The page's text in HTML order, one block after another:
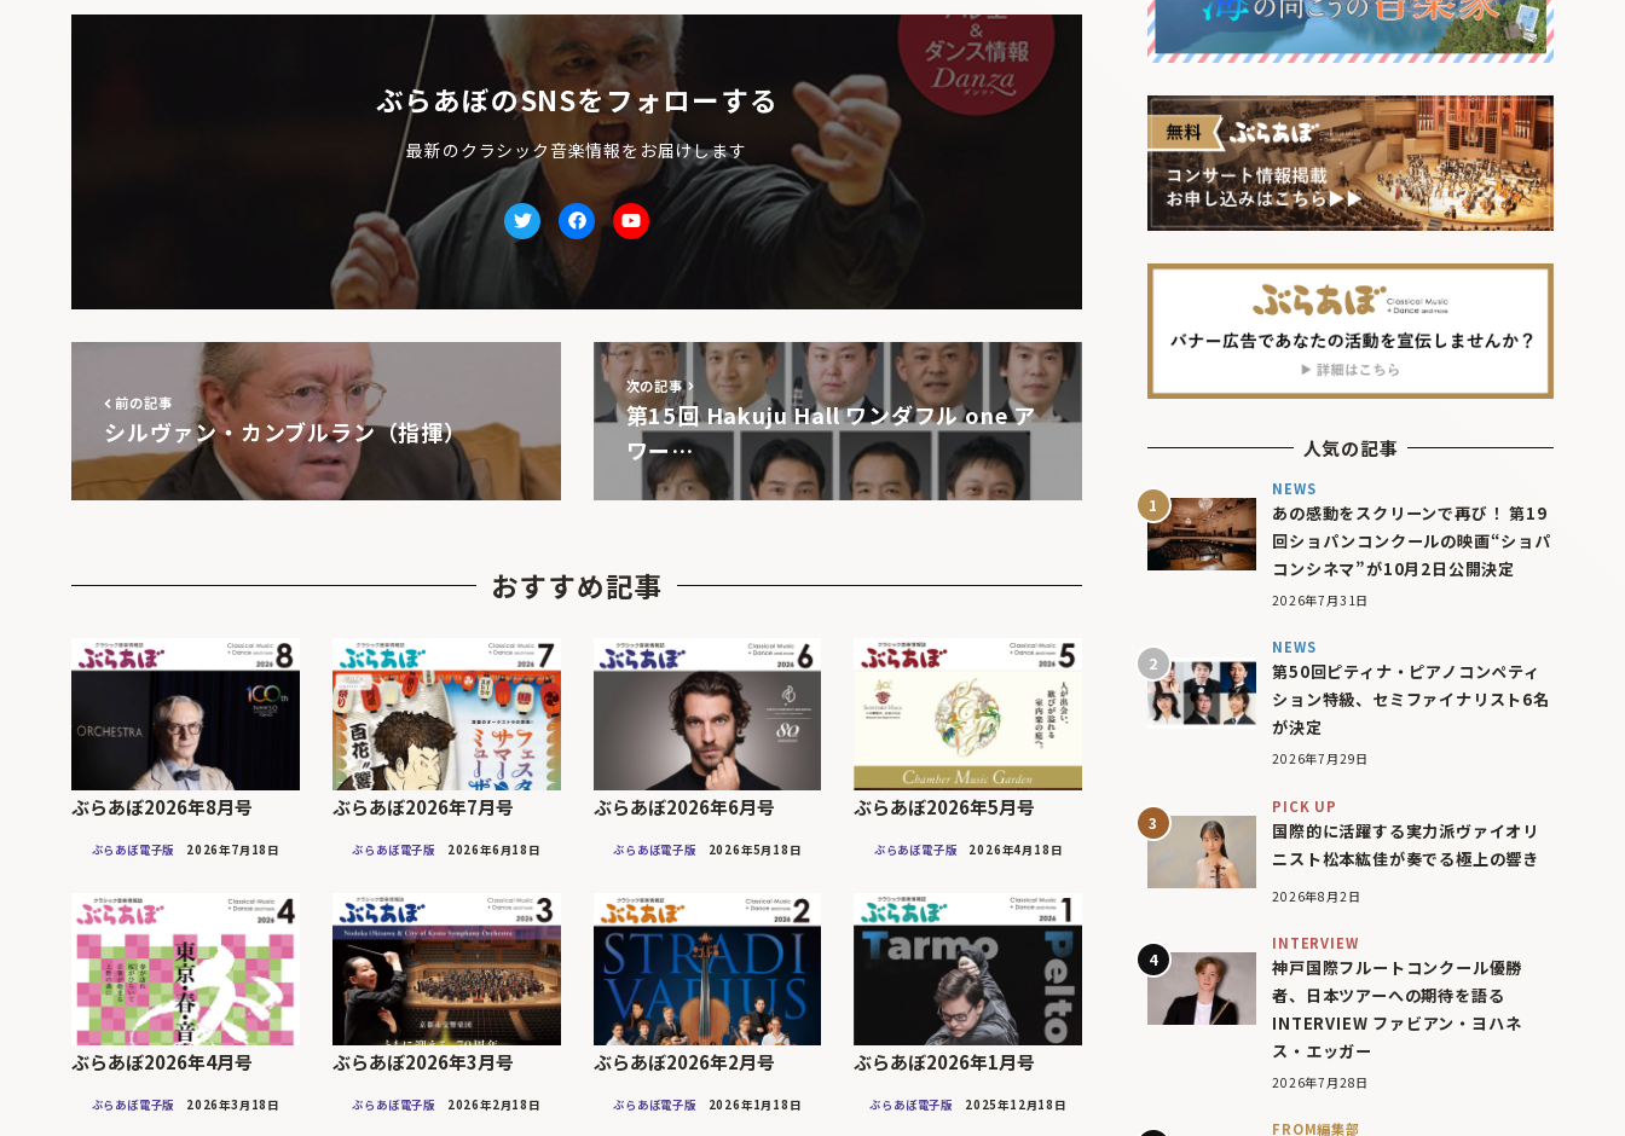
ぶらあぼのSNSをフォローする
最新のクラシック音楽情報をお届けします
TwitterfacebookYoutube
前の記事
シルヴァン・カンブルラン（指揮）
次の記事
第15回 Hakuju Hall ワンダフル one ア
ワー…
おすすめ記事
ぶらあぼ2026年8月号
ぶらあぼ電子版 2026年7月18日
ぶらあぼ2026年7月号
ぶらあぼ電子版 2026年6月18日
ぶらあぼ2026年6月号
ぶらあぼ電子版 2026年5月18日
ぶらあぼ2026年5月号
ぶらあぼ電子版 2026年4月18日
ぶらあぼ2026年4月号
ぶらあぼ電子版 2026年3月18日
ぶらあぼ2026年3月号
ぶらあぼ電子版 2026年2月18日
ぶらあぼ2026年2月号
ぶらあぼ電子版 2026年1月18日
ぶらあぼ2026年1月号
ぶらあぼ電子版 2025年12月18日
人気の記事
NEWS
あの感動をスクリーンで再び！ 第19
回ショパンコンクールの映画“ショパ
コンシネマ”が10月2日公開決定
2026年7月31日
NEWS
第50回ピティナ・ピアノコンペティ
ション特級、セミファイナリスト6名
が決定
2026年7月29日
PICK UP
国際的に活躍する実力派ヴァイオリ
ニスト松本紘佳が奏でる極上の響き
2026年8月2日
INTERVIEW
神戸国際フルートコンクール優勝
者、日本ツアーへの期待を語る
INTERVIEW ファビアン・ヨハネ
ス・エッガー
2026年7月28日
FROM編集部